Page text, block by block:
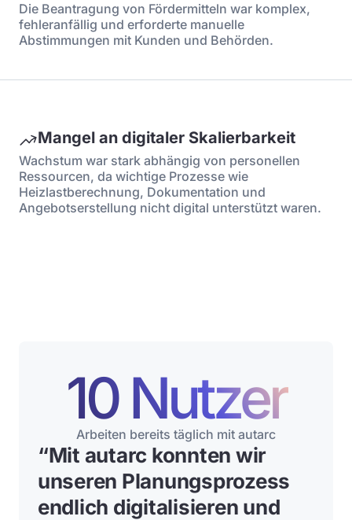
Die Beantragung von Fördermitteln war komplex,
fehleranfällig und erforderte manuelle
Abstimmungen mit Kunden und Behörden.
Mangel an digitaler Skalierbarkeit
Wachstum war stark abhängig von personellen
Ressourcen, da wichtige Prozesse wie
Heizlastberechnung, Dokumentation und
Angebotserstellung nicht digital unterstützt waren.
10 Nutzer
Arbeiten bereits täglich mit autarc
“Mit autarc konnten wir
unseren Planungsprozess
endlich digitalisieren und